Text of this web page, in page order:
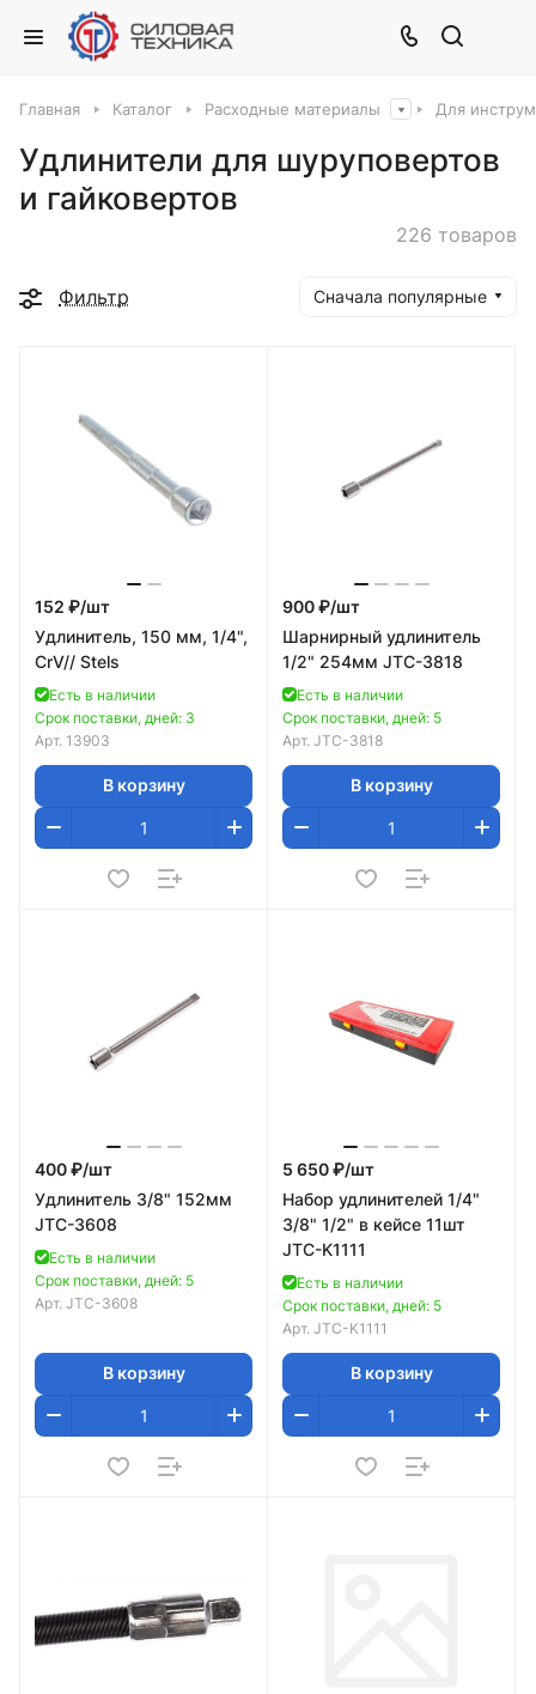
Главная Каталог Расходные материалы Для
Удлинители для шуруповертов
и гайковертов
226 товаров
Фильтр Сначала популярные
152 ₽/шт
Удлинитель, 150 мм, 1/4",
CrV// Stels
Есть в наличии
Срок поставки, дней: 3
Арт. 13903
В корзину
900 ₽/шт
Шарнирный удлинитель
1/2" 254мм JTC-3818
Есть в наличии
Срок поставки, дней: 5
Арт. JTC-3818
В корзину
400 ₽/шт
Удлинитель 3/8" 152мм
JTC-3608
Есть в наличии
Срок поставки, дней: 5
Арт. JTC-3608
В корзину
5 650 ₽/шт
Набор удлинителей 1/4"
3/8" 1/2" в кейсе 11шт
JTC-K1111
Есть в наличии
Срок поставки, дней: 5
Арт. JTC-K1111
В корзину